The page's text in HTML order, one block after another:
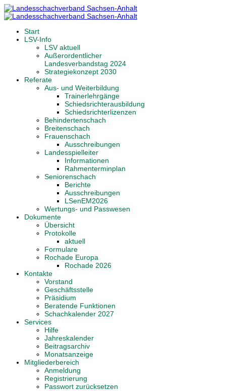
Start
LSV-Info
LSV aktuell
Außerordentlicher
Landesverbandstag 2024
Strategiekonzept 2030
Referate
Aus- und Weiterbildung
Trainerlehrgänge
Schiedsrichterausbildung
Schiedsrichterlizenzen
Behindertenschach
Breitenschach
Frauenschach
Ausschreibungen
Landesspielleiter
Informationen
Rahmenterminplan
Seniorenschach
Berichte
Ausschreibungen
LSenEM2026
Wertungs- und Passwesen
Dokumente
Übersicht
Protokolle
aktuell
Formulare
Rochade Europa
Rochade 2026
Kontakte
Vorstand
Geschäftsstelle
Präsidium
Beratende Funktionen
Schachkalender 2027
Services
Hilfe
Jahreskalender
Beitragsarchiv
Monatsanzeige
Mitgliederbereich
Anmeldung
Registrierung
Passwort zurücksetzen